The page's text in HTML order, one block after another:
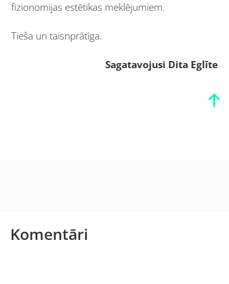
fizionomijas estētikas meklējumiem.
Tieša un taisnprātīga.
Sagatavojusi Dita Eglīte
Komentāri